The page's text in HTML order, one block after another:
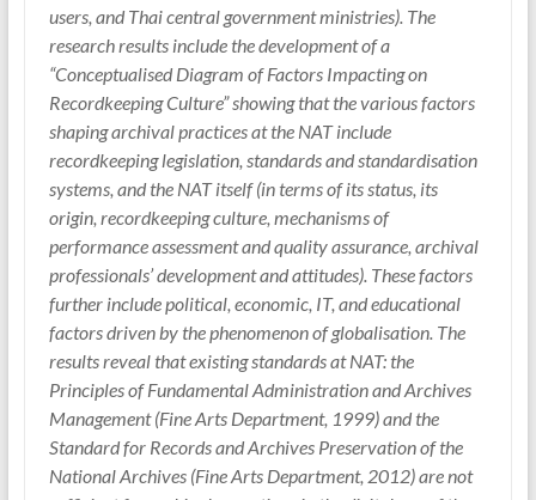
users, and Thai central government ministries). The
research results include the development of a
“Conceptualised Diagram of Factors Impacting on
Recordkeeping Culture” showing that the various factors
shaping archival practices at the NAT include
recordkeeping legislation, standards and standardisation
systems, and the NAT itself (in terms of its status, its
origin, recordkeeping culture, mechanisms of
performance assessment and quality assurance, archival
professionals’ development and attitudes). These factors
further include political, economic, IT, and educational
factors driven by the phenomenon of globalisation. The
results reveal that existing standards at NAT: the
Principles of Fundamental Administration and Archives
Management (Fine Arts Department, 1999) and the
Standard for Records and Archives Preservation of the
National Archives (Fine Arts Department, 2012) are not